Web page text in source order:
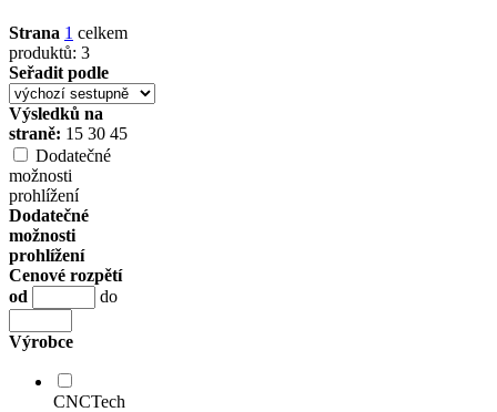
Strana 1 celkem
produktů: 3
Seřadit podle
Výsledků na
straně: 15 30 45
Dodatečné
možnosti
prohlížení
Dodatečné
možnosti
prohlížení
Cenové rozpětí
od
do
Výrobce
CNCTech